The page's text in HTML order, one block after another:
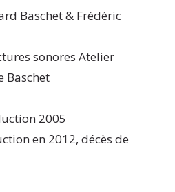
Baschet & Frédéric
sonores Atelier
Baschet
2005
en 2012, décès de